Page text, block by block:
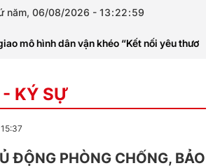
năm, 06/08/2026 - 13:22:59
hình dân vận khéo “Kết nối yêu thương –
KÝ SỰ
15:37
ĐỘNG PHÒNG CHỐNG, BẢO